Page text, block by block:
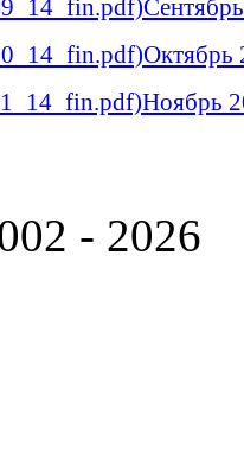
Октябрь
Ноябрь
- 2026